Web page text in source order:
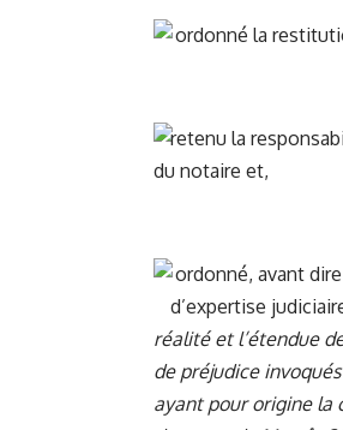
ordonné la
retenu la
du notaire et,
ordonné, avant
d’expertise
réalité et l’étendue
de préjudice
ayant pour origine la